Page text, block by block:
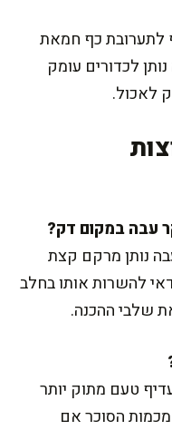
לתערובת כף חמאת
לכדורים עומק
לאכול.
נותן מרקם קצת
להשרות אותו בחלב
טעם מתוק יותר
מכמות הסוכר אם